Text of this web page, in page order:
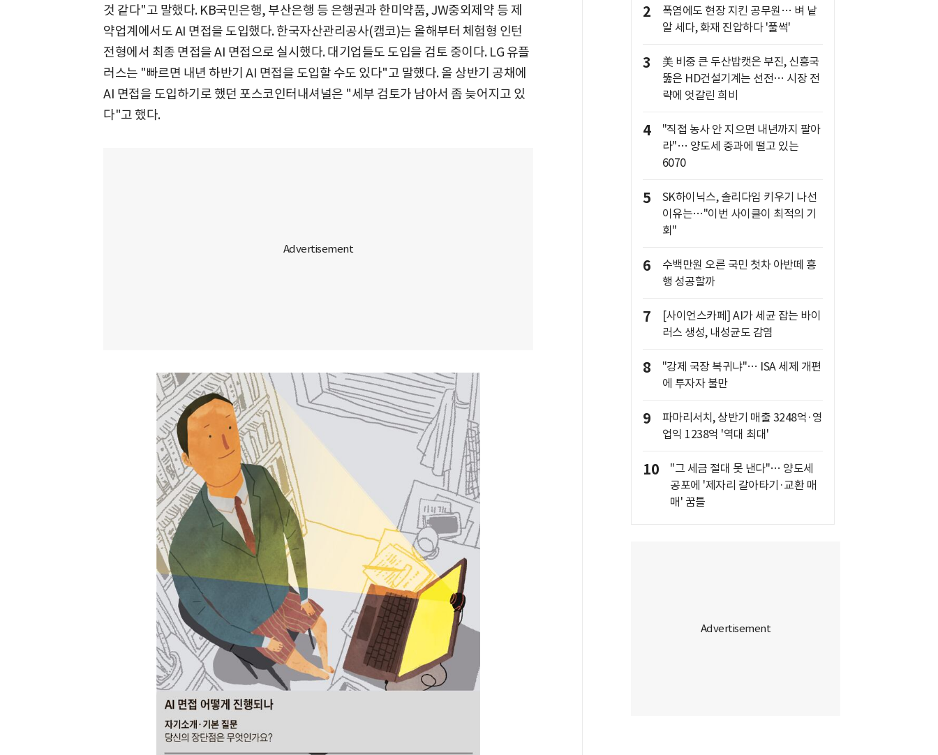
것 같다"고 말했다. KB국민은행, 부산은행 등 은행권과 한미약품, JW중외제약 등 제
약업계에서도 AI 면접을 도입했다. 한국자산관리공사(캠코)는 올해부터 체험형 인턴
전형에서 최종 면접을 AI 면접으로 실시했다. 대기업들도 도입을 검토 중이다. LG 유플
러스는 "빠르면 내년 하반기 AI 면접을 도입할 수도 있다"고 말했다. 올 상반기 공채에
AI 면접을 도입하기로 했던 포스코인터내셔널은 "세부 검토가 남아서 좀 늦어지고 있
다"고 했다.
2
폭염에도 현장 지킨 공무원… 벼 낱
알 세다, 화재 진압하다 '풀썩'
3
美 비중 큰 두산밥캣은 부진, 신흥국
뚫은 HD건설기계는 선전… 시장 전
략에 엇갈린 희비
4
"직접 농사 안 지으면 내년까지 팔아
라"… 양도세 중과에 떨고 있는
6070
5
SK하이닉스, 솔리다임 키우기 나선
이유는…"이번 사이클이 최적의 기
회"
6
수백만원 오른 국민 첫차 아반떼 흥
행 성공할까
7
[사이언스카페] AI가 세균 잡는 바이
러스 생성, 내성균도 감염
8
"강제 국장 복귀냐"… ISA 세제 개편
에 투자자 불만
9
파마리서치, 상반기 매출 3248억·영
업익 1238억 '역대 최대'
10
"그 세금 절대 못 낸다"… 양도세
공포에 '제자리 갈아타기·교환 매
매' 꿈틀